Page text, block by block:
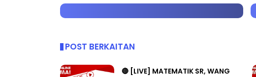
POST BERKAITAN
🔴 [LIVE] MATEMATIK SR, WANG